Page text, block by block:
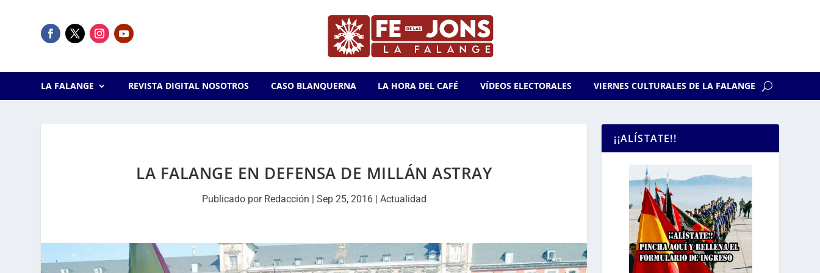
LA FALANGE REVISTA DIGITAL NOSOTROS CASO BLANQUERNA LA HORA DEL CAFÉ VÍDEOS ELECTORALES VIERNES CULTURALES DE LA FALANGE
LA FALANGE EN DEFENSA DE MILLÁN ASTRAY
Publicado por Redacción | Sep 25, 2016| Actualidad
¡¡ALÍSTATE!!